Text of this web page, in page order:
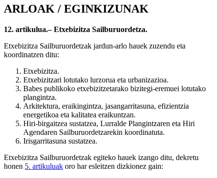
ARLOAK / EGINKIZUNAK
12. artikulua.– Etxebizitza Sailburuordetza.
Etxebizitza Sailburuordetzak jardun-arlo hauek zuzendu eta
koordinatzen ditu:
Etxebizitza.
Etxebizitzari lotutako lurzorua eta urbanizazioa.
Babes publikoko etxebizitzetarako bizitegi-eremuei lotutako
plangintza.
Arkitektura, eraikingintza, jasangarritasuna, efizientzia
energetikoa eta kalitatea eraikuntzan.
Hiri-birgaitzea sustatzea, Lurralde Plangintzaren eta Hiri
Agendaren Sailburuordetzarekin koordinatuta.
Irisgarritasuna sustatzea.
Etxebizitza Sailburuordetzak egiteko hauek izango ditu, dekretu
honen 5. artikuluak oro har esleitzen dizkionez gain: